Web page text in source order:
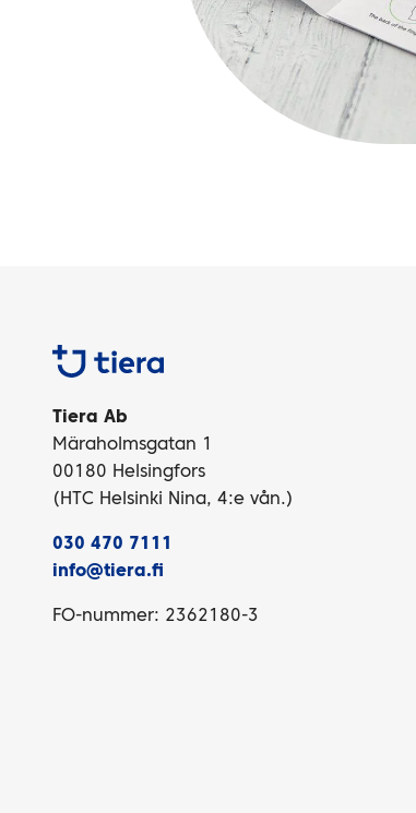
Tiera
Tiera Ab
Märaholmsgatan 1
00180 Helsingfors
(HTC Helsinki Nina, 4:e vån.)
030 470 7111
info@tiera.fi
FO-nummer: 2362180-3